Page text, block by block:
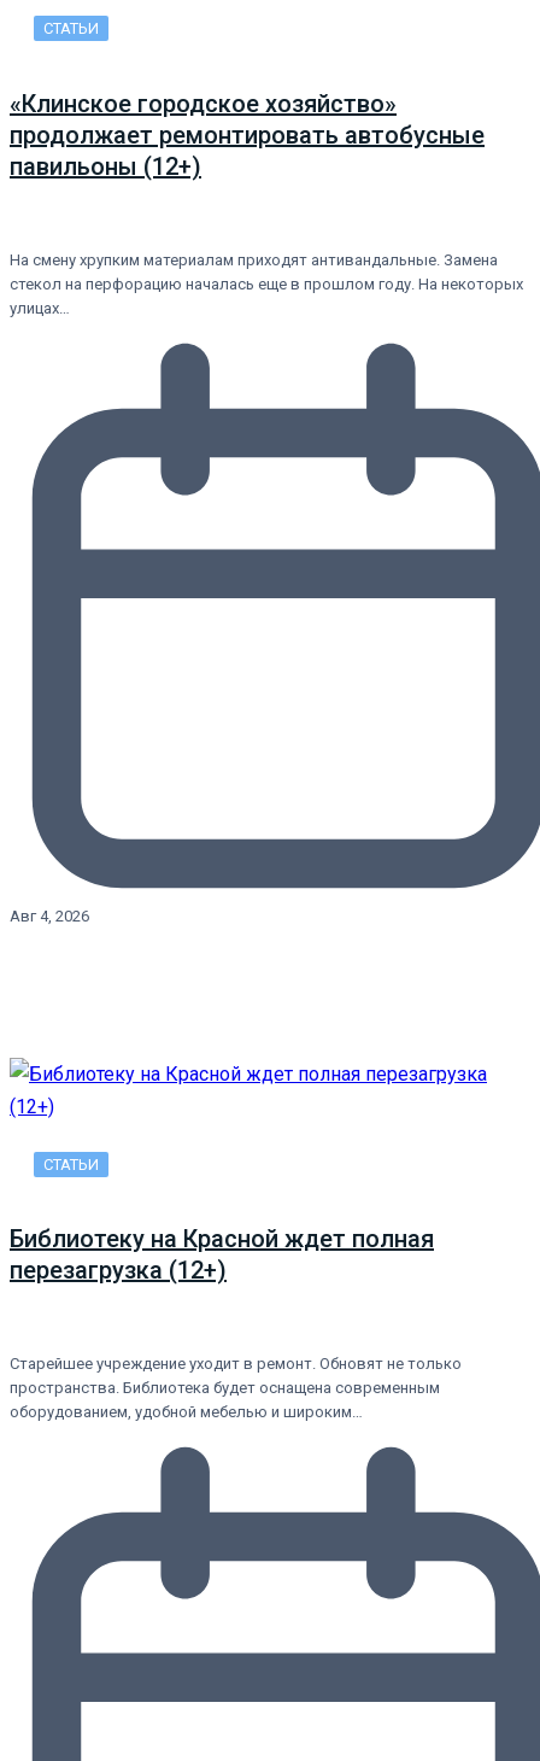
СТАТЬИ
«Клинское городское хозяйство»
продолжает ремонтировать автобусные
павильоны (12+)
На смену хрупким материалам приходят антивандальные. Замена
стекол на перфорацию началась еще в прошлом году. На некоторых
улицах…
Авг 4, 2026
СТАТЬИ
Библиотеку на Красной ждет полная
перезагрузка (12+)
Старейшее учреждение уходит в ремонт. Обновят не только
пространства. Библиотека будет оснащена современным
оборудованием, удобной мебелью и широким…